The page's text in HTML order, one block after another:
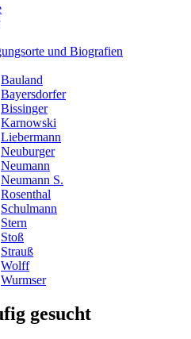
und Biografien
Bauland
Bayersdorfer
Bissinger
Karnowski
Liebermann
Neuburger
Neumann
Neumann S.
Rosenthal
Schulmann
Stern
Stoß
Strauß
Wolff
Wurmser
gesucht